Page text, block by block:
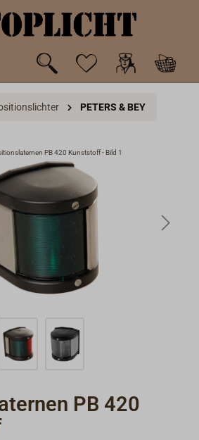
PETERS & BEY
PB 420 Kunststoff - Bild 1
PB 420